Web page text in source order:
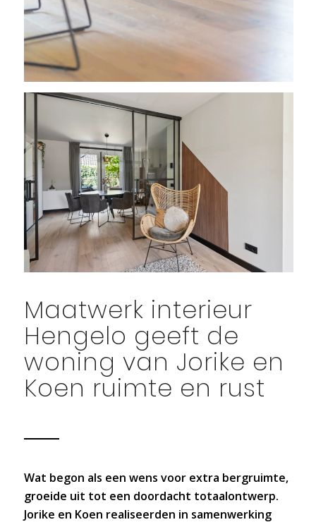
Maatwerk interieur
Hengelo geeft de
woning van Jorike en
Koen ruimte en rust
Wat begon als een wens voor extra bergruimte,
groeide uit tot een doordacht totaalontwerp.
Jorike en Koen realiseerden in samenwerking